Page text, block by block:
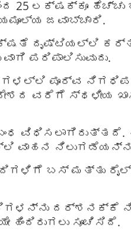
25 ಲಕ್ಷಕ್ಕೂ
ಜವಾಬ್ಚಾರಿ.
ದೃಷ್ಟಿಯಲ್ಲಿ
ಪರಿಪಾಲಿಸುವುದು.
ಪೂರ್ವ
ವರೆಗೆ ಸ್ಥಳೀಯ
ವಿಧಿಸಲಾಗಿರುತ್ತದೆ.
ವಾಹನ
ಬಸ್ ಮತ್ತು
ಸೂಚಿಸಿದೆ.